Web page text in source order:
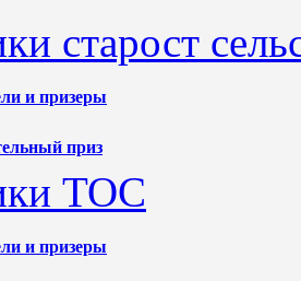
старост
и призеры
приз
ТОС
и призеры